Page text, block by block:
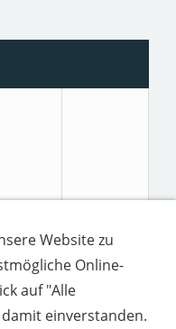
Website zu
Online-
auf "Alle
einverstanden.